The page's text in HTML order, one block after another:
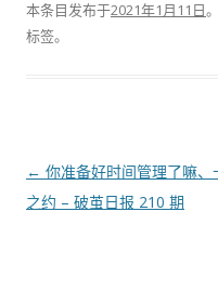
本条目发布于2021年1月11日
标签。
文
章
← 你准备好时间管理了嘛、
之约 – 破茧日报 210 期